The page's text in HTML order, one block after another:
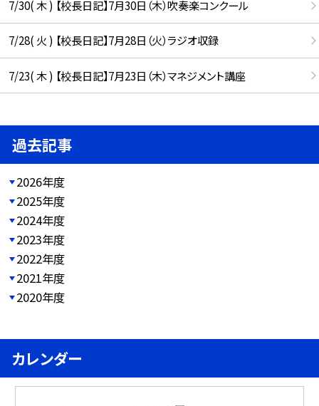
7/30( 木 ) 【校長日記】7月30日（木）吹奏楽コンクール
7/28( 火 ) 【校長日記】7月28日（火）ラジオ収録
7/23( 木 ) 【校長日記】7月23日（木）マネジメント講座
過去記事
2026年度
2025年度
2024年度
2023年度
2022年度
2021年度
2020年度
カレンダー